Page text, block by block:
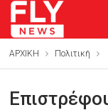
ΑΡΧΙΚΗ Πολιτική